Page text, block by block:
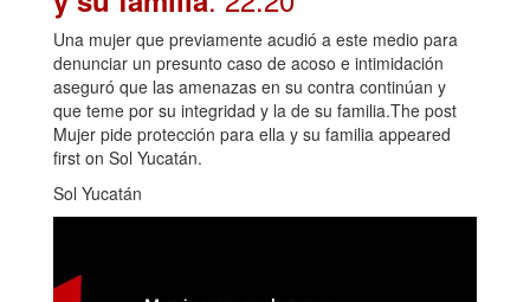
Una mujer que previamente acudió a este medio para
denunciar un presunto caso de acoso e intimidación
aseguró que las amenazas en su contra continúan y
que teme por su integridad y la de su familia.The post
Mujer pide protección para ella y su familia appeared
first on Sol Yucatán.
Sol Yucatán